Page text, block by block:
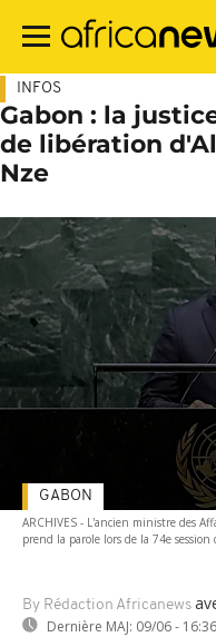
contenu
INFOS
Gabon : la
de libération
Nze
ARCHIVES - L'ancien ministre des
prend la parole lors de la 74e
By Rédaction Africanews
Dernière MAJ: 09/06 - 16:36
GABON